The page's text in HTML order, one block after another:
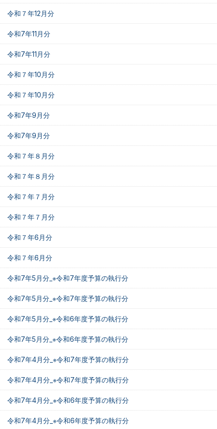
令和７年12月分
令和7年11月分
令和7年11月分
令和７年10月分
令和７年10月分
令和7年9月分
令和7年9月分
令和７年８月分
令和７年８月分
令和７年７月分
令和７年７月分
令和７年6月分
令和７年6月分
令和7年5月分_※令和7年度予算の執行分
令和7年5月分_※令和7年度予算の執行分
令和7年5月分_※令和6年度予算の執行分
令和7年5月分_※令和6年度予算の執行分
令和7年4月分_※令和7年度予算の執行分
令和7年4月分_※令和7年度予算の執行分
令和7年4月分_※令和6年度予算の執行分
令和7年4月分_※令和6年度予算の執行分